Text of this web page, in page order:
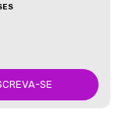
SE